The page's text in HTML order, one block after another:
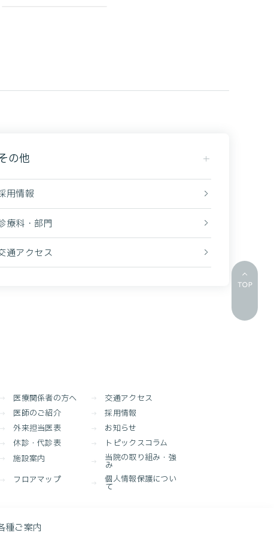
の他
用情報
療科・部門
通アクセス
医療関係者の方へ
交通アクセス
医師のご紹介
採用情報
外来担当医表
お知らせ
休診・代診表
トピックスコラム
施設案内 当院の取り組み・強
み
フロアマップ 個人情報保護につい
て
Central Hospital. All rights reserved.
種ご案内